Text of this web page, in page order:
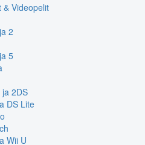
& Videopelit
2
5
2DS
DS Lite
Wii U